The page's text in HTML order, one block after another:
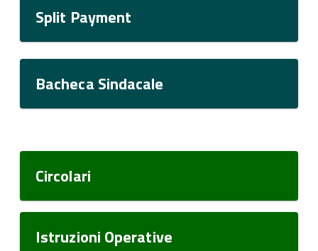
Split Payment
Bacheca Sindacale
Circolari
Istruzioni Operative